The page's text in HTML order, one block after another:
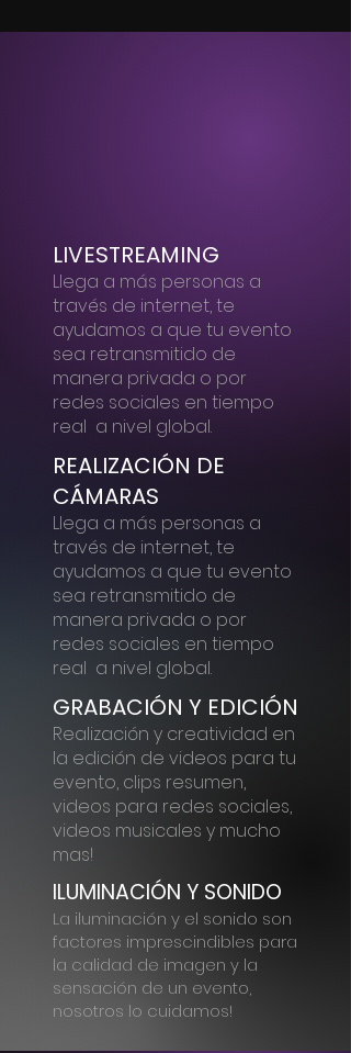
LIVESTREAMING
Llega a más personas a
través de internet, te
ayudamos a que tu evento
sea retransmitido de
manera privada o por
redes sociales en tiempo
real a nivel global.
REALIZACIÓN DE
CÁMARAS
Llega a más personas a
través de internet, te
ayudamos a que tu evento
sea retransmitido de
manera privada o por
redes sociales en tiempo
real a nivel global.
GRABACIÓN Y EDICIÓN
Realización y creatividad en
la edición de videos para tu
evento, clips resumen,
videos para redes sociales,
videos musicales y mucho
mas!
ILUMINACIÓN Y SONIDO
La iluminación y el sonido son
factores imprescindibles para
la calidad de imagen y la
sensación de un evento,
nosotros lo cuidamos!